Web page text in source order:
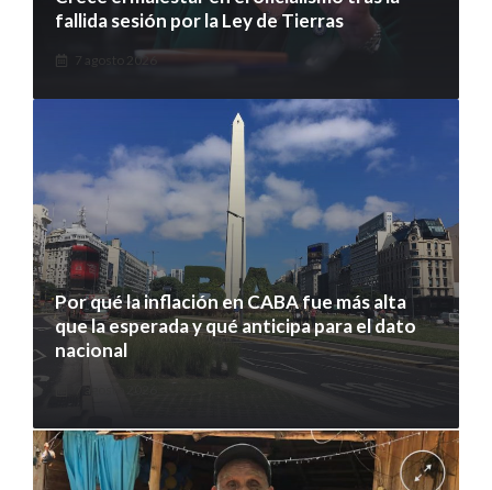
fallida sesión por la Ley de Tierras
7 agosto 2026
Por qué la inflación en CABA fue más alta
que la esperada y qué anticipa para el dato
nacional